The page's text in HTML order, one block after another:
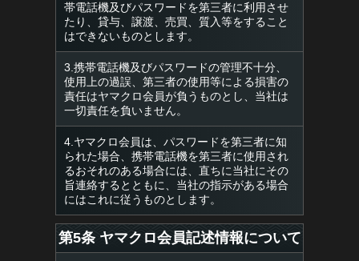
帯電話機及びパスワードを第三者に利用させ
たり、貸与、譲渡、売買、質入等をすること
はできないものとします。
3.携帯電話機及びパスワードの管理不十分、
使用上の過誤、第三者の使用等による損害の
責任はヤマクロ会員が負うものとし、当社は
一切責任を負いません。
4.ヤマクロ会員は、パスワードを第三者に知
られた場合、携帯電話機を第三者に使用され
るおそれのある場合には、直ちに当社にその
旨連絡するとともに、当社の指示がある場合
にはこれに従うものとします。
第5条 ヤマクロ会員記述情報について